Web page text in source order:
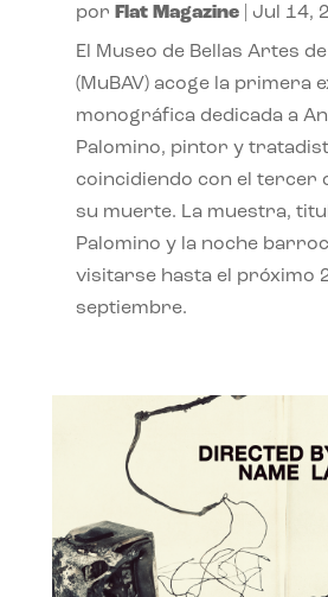
por Flat Magazine| Jul 14,
El Museo de Bellas Artes
(MuBAV) acoge la primera
monográfica dedicada a
Palomino, pintor y
coincidiendo con el tercer
su muerte. La muestra,
Palomino y la noche
visitarse hasta el próximo
septiembre.